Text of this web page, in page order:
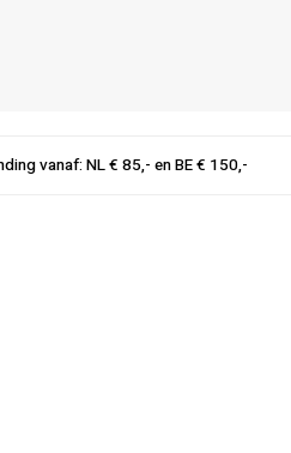
vanaf: NL € 85,- en BE € 150,-